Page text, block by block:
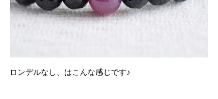
ロンデルなし、はこんな感じです♪